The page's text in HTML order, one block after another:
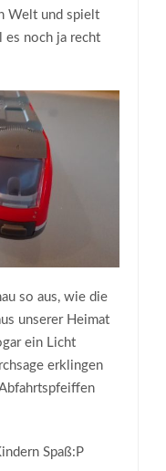
Welt und spielt
es noch ja recht
so aus, wie die
unserer Heimat
ein Licht
erklingen
Spaß:P